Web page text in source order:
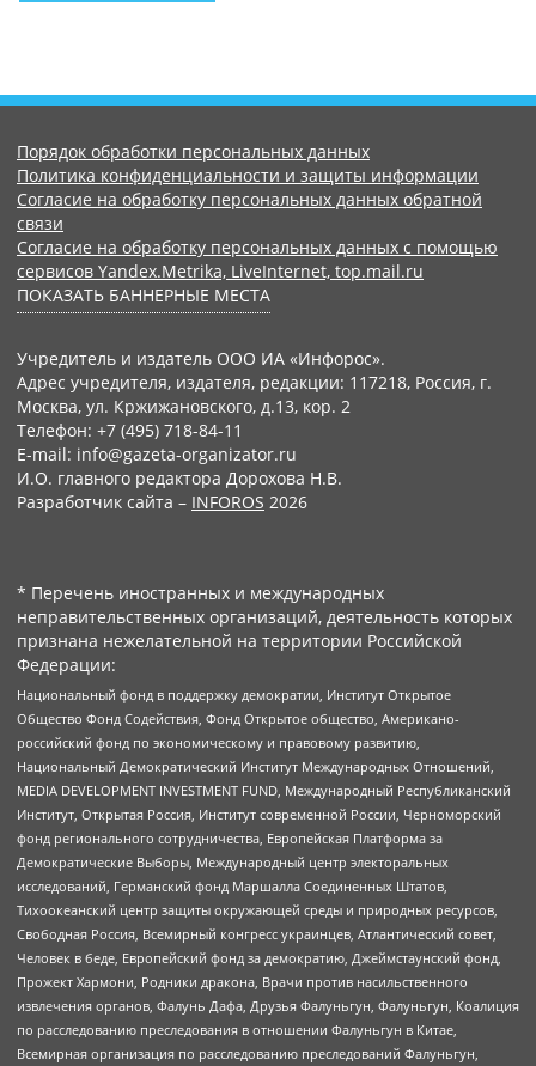
Порядок обработки персональных данных
Политика конфиденциальности и защиты информации
Согласие на обработку персональных данных обратной
связи
Согласие на обработку персональных данных с помощью
сервисов Yandex.Metrika, LiveInternet, top.mail.ru
ПОКАЗАТЬ БАННЕРНЫЕ МЕСТА
Учредитель и издатель ООО ИА «Инфорос».
Адрес учредителя, издателя, редакции: 117218, Россия, г.
Москва, ул. Кржижановского, д.13, кор. 2
Телефон: +7 (495) 718-84-11
E-mail: info@gazeta-organizator.ru
И.О. главного редактора Дорохова Н.В.
Разработчик сайта – INFOROS 2026
* Перечень иностранных и международных
неправительственных организаций, деятельность которых
признана нежелательной на территории Российской
Федерации:
Национальный фонд в поддержку демократии, Институт Открытое
Общество Фонд Содействия, Фонд Открытое общество, Американо-
российский фонд по экономическому и правовому развитию,
Национальный Демократический Институт Международных Отношений,
MEDIA DEVELOPMENT INVESTMENT FUND, Международный Республиканский
Институт, Открытая Россия, Институт современной России, Черноморский
фонд регионального сотрудничества, Европейская Платформа за
Демократические Выборы, Международный центр электоральных
исследований, Германский фонд Маршалла Соединенных Штатов,
Тихоокеанский центр защиты окружающей среды и природных ресурсов,
Свободная Россия, Всемирный конгресс украинцев, Атлантический совет,
Человек в беде, Европейский фонд за демократию, Джеймстаунский фонд,
Прожект Хармони, Родники дракона, Врачи против насильственного
извлечения органов, Фалунь Дафа, Друзья Фалуньгун, Фалуньгун, Коалиция
по расследованию преследования в отношении Фалуньгун в Китае,
Всемирная организация по расследованию преследований Фалуньгун,